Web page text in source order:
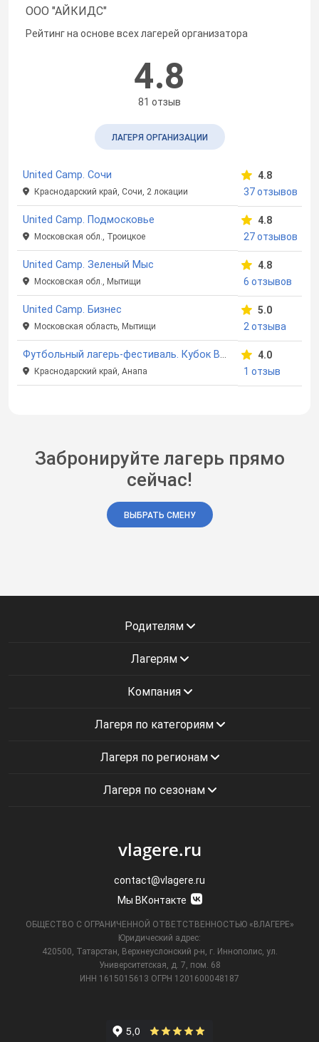
ООО "АЙКИДС"
Рейтинг на основе всех лагерей организатора
4.8
81 отзыв
ЛАГЕРЯ ОРГАНИЗАЦИИ
United Camp. Сочи
Краснодарский край, Сочи, 2 локации
4.8
37 отзывов
United Camp. Подмосковье
Московская обл., Троицкое
4.8
27 отзывов
United Camp. Зеленый Мыс
Московская обл., Мытищи
4.8
6 отзывов
United Camp. Бизнес
Московская область, Мытищи
5.0
2 отзыва
Футбольный лагерь-фестиваль. Кубок ВДЦ "Смена"
Краснодарский край, Анапа
4.0
1 отзыв
Забронируйте лагерь прямо
сейчас!
ВЫБРАТЬ СМЕНУ
Родителям
Лагерям
Компания
Лагеря по категориям
Лагеря по регионам
Лагеря по сезонам
vlagere.ru
contact@vlagere.ru
Мы ВКонтакте
ОБЩЕСТВО С ОГРАНИЧЕННОЙ ОТВЕТСТВЕННОСТЬЮ «ВЛАГЕРЕ»
Юридический адрес:
420500, Татарстан, Верхнеуслонский р-н, г. Иннополис, ул.
Университетская,
д. 7, пом. 68
ИНН 1615015613 ОГРН 1201600048187